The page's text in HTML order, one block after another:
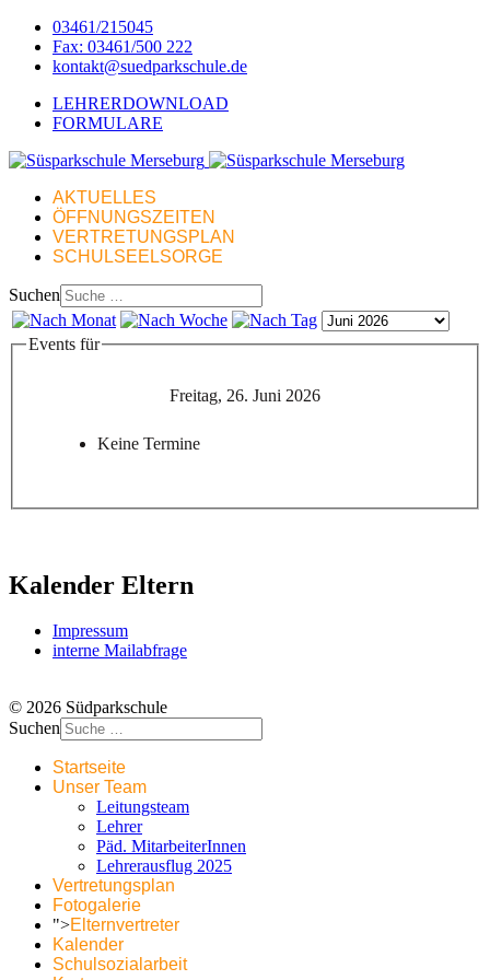
03461/215045
Fax: 03461/500 222
kontakt@suedparkschule.de
LEHRERDOWNLOAD
FORMULARE
AKTUELLES
ÖFFNUNGSZEITEN
VERTRETUNGSPLAN
SCHULSEELSORGE
Suchen
Events für
Freitag, 26. Juni 2026
Keine Termine
Kalender Eltern
Impressum
interne Mailabfrage
© 2026 Südparkschule
Suchen
Startseite
Unser Team
Leitungsteam
Lehrer
Päd. MitarbeiterInnen
Lehrerausflug 2025
Vertretungsplan
Fotogalerie
">Elternvertreter
Kalender
Schulsozialarbeit